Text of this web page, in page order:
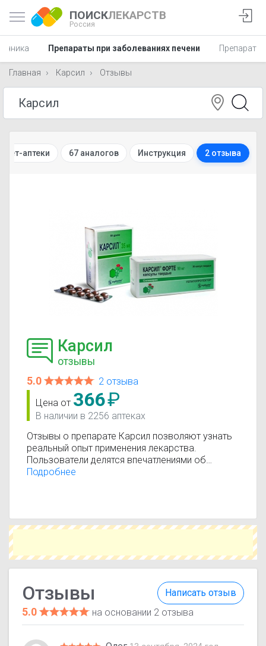
ПОИСКЛЕКАРСТВ
Россия
Препараты при заболеваниях печени Препараты
Главная Карсил Отзывы
аптеки 67 аналогов Инструкция 2 отзыва
Карсил
отзывы
5.0
2 отзыва
Цена от 366₽
В наличии в 2256 аптеках
Отзывы о препарате Карсил позволяют узнать
реальный опыт применения лекарства.
Пользователи делятся впечатлениями об
эффективности, переносимости и результатах
Подробнее
Написать отзыв
Отзывы
5.0 на основании 2 отзыва